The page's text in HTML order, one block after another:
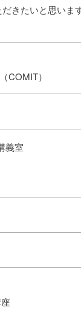
きたいと思います
COMIT）
義室